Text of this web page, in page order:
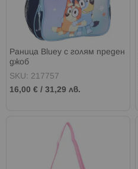
Раница Bluey с голям преден
джоб
SKU: 217757
16,00 € / 31,29 лв.